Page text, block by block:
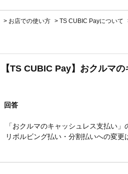
> お店での使い方 > TS CUBIC Payについて
【TS CUBIC Pay】おクルマ
回答
「おクルマのキャッシュレス支払い
リボルビング払い・分割払いへの変更